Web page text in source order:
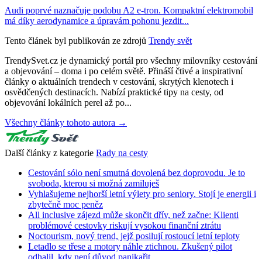
Audi poprvé naznačuje podobu A2 e-tron. Kompaktní elektromobil
má díky aerodynamice a úpravám pohonu jezdit...
Tento článek byl publikován ze zdrojů Trendy svět
TrendySvet.cz je dynamický portál pro všechny milovníky cestování
a objevování – doma i po celém světě. Přináší čtivé a inspirativní
články o aktuálních trendech v cestování, skrytých klenotech i
osvědčených destinacích. Nabízí praktické tipy na cesty, od
objevování lokálních perel až po...
Všechny články tohoto autora →
Další články z kategorie Rady na cesty
Cestování sólo není smutná dovolená bez doprovodu. Je to
svoboda, kterou si možná zamiluješ
Vyhlašujeme nejhorší letní výlety pro seniory. Stojí je energii i
zbytečně moc peněz
All inclusive zájezd může skončit dřív, než začne: Klienti
problémové cestovky riskují vysokou finanční ztrátu
Noctourism, nový trend, jejž posilují rostoucí letní teploty
Letadlo se třese a motory náhle ztichnou. Zkušený pilot
odhalil, kdy není důvod panikařit